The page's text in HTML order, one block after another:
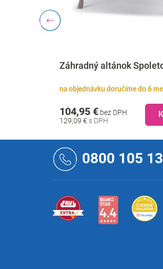
Záhradný altánok
na objednávku doručíme do 6
129,09 €
104,95 € bez DPH
0800 105